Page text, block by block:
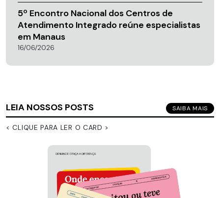
5º Encontro Nacional dos Centros de
Atendimento Integrado reúne especialistas
em Manaus
16/06/2026
LEIA NOSSOS POSTS SAIBA MAIS
< CLIQUE PARA LER O CARD >